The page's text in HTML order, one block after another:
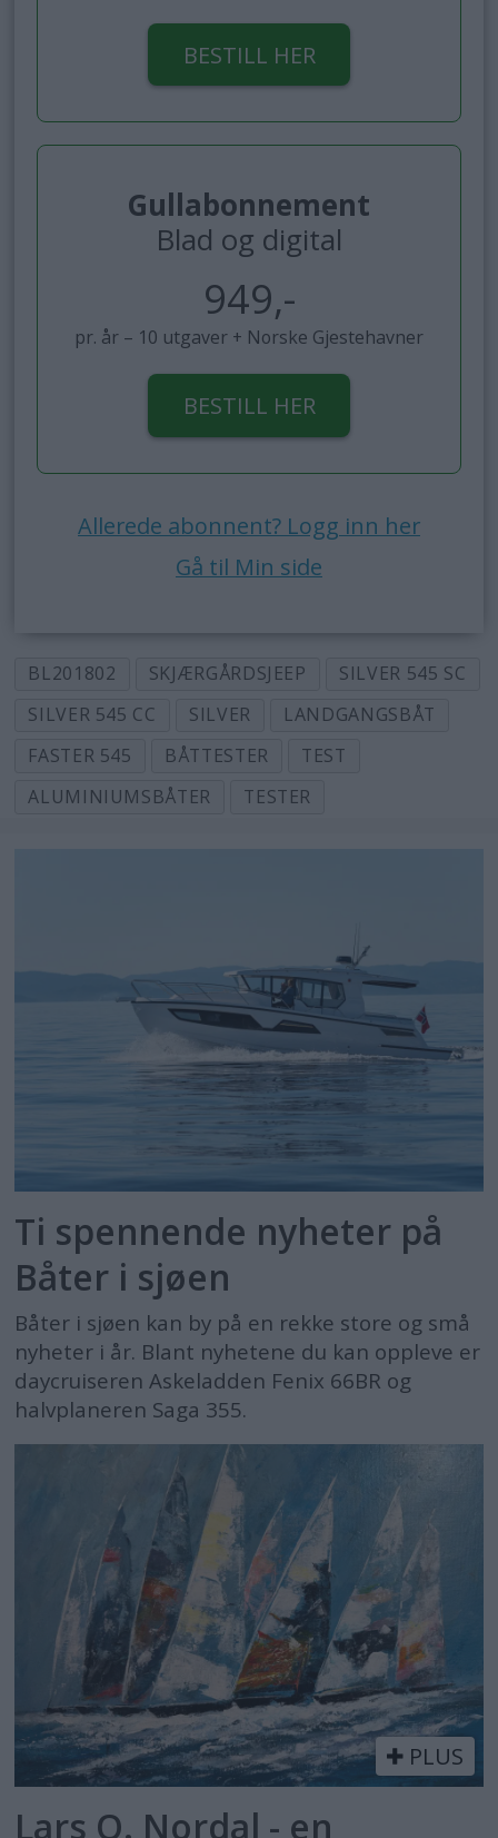
BESTILL HER
Gullabonnement
Blad og digital
949,-
pr. år – 10 utgaver + Norske Gjestehavner
BESTILL HER
Allerede abonnent? Logg inn her
Gå til Min side
BL201802 SKJÆRGÅRDSJEEP
SILVER 545 SC
SILVER 545 CC
SILVER
LANDGANGSBÅT
FASTER 545
BÅTTESTER
TEST
ALUMINIUMSBÅTER
TESTER
Ti spennende nyheter på
Båter i sjøen
Båter i sjøen kan by på en rekke store og små
nyheter i år. Blant nyhetene du kan oppleve er
daycruiseren Askeladden Fenix 66BR og
halvplaneren Saga 355.
PLUS
Lars O. Nordal - en